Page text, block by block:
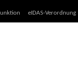
eIDAS-Verordnung